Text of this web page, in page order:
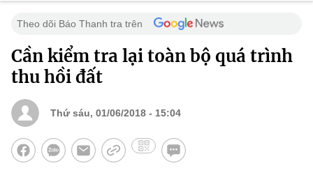
Theo dõi Báo Thanh tra trên
Cần kiểm tra lại toàn bộ quá trình
thu hồi đất
Thứ sáu, 01/06/2018 - 15:04